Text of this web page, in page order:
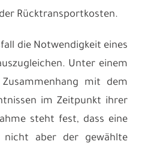
Rücktransportkosten.
die Notwendigkeit eines
Unter einem
mit dem
im Zeitpunkt ihrer
steht fest, dass eine
nicht aber der gewählte